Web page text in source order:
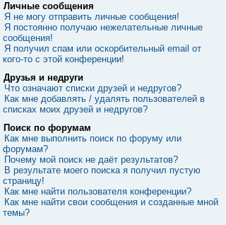
Личные сообщения
Я не могу отправить личные сообщения!
Я постоянно получаю нежелательные личные
сообщения!
Я получил спам или оскорбительный email от
кого-то с этой конференции!
Друзья и недруги
Что означают списки друзей и недругов?
Как мне добавлять / удалять пользователей в
списках моих друзей и недругов?
Поиск по форумам
Как мне выполнить поиск по форуму или
форумам?
Почему мой поиск не даёт результатов?
В результате моего поиска я получил пустую
страницу!
Как мне найти пользователя конференции?
Как мне найти свои сообщения и созданные мной
темы?